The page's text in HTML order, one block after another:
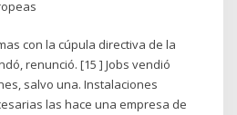
con la cúpula directiva de la
renunció. [15 ] Jobs vendió
salvo una. Instalaciones
las hace una empresa de